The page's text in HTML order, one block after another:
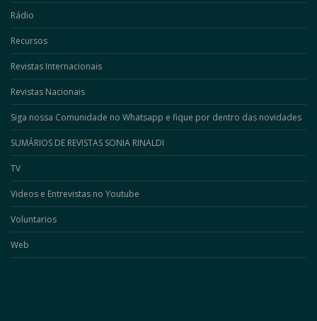
Rádio
Recursos
Revistas Internacionais
Revistas Nacionais
Siga nossa Comunidade no Whatsapp e fique por dentro das novidades
SUMÁRIOS DE REVISTAS SONIA RINALDI
TV
Videos e Entrevistas no Youtube
Voluntarios
Web